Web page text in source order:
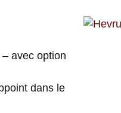
avec option
dans le